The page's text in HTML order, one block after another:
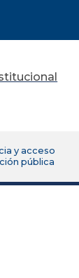
y acceso
pública